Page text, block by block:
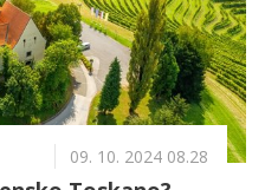
09. 10. 2024 08.28